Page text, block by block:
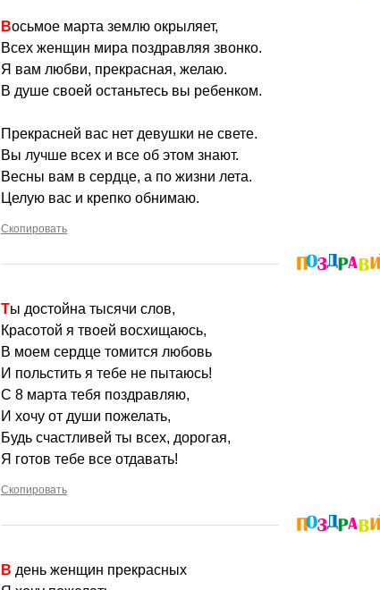
Восьмое марта землю окрыляет,
Всех женщин мира поздравляя звонко.
Я вам любви, прекрасная, желаю.
В душе своей останьтесь вы ребенком.
Прекрасней вас нет девушки не свете.
Вы лучше всех и все об этом знают.
Весны вам в сердце, а по жизни лета.
Целую вас и крепко обнимаю.
Скопировать
Ты достойна тысячи слов,
Красотой я твоей восхищаюсь,
В моем сердце томится любовь
И польстить я тебе не пытаюсь!
С 8 марта тебя поздравляю,
И хочу от души пожелать,
Будь счастливей ты всех, дорогая,
Я готов тебе все отдавать!
Скопировать
В день женщин прекрасных